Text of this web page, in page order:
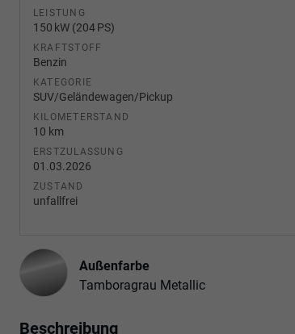
LEISTUNG
150 kW (204 PS)
KRAFTSTOFF
Benzin
KATEGORIE
SUV/Geländewagen/Pickup
KILOMETERSTAND
10 km
ERSTZULASSUNG
01.03.2026
ZUSTAND
unfallfrei
Außenfarbe
Tamboragrau Metallic
Beschreibung